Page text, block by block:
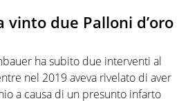
vinto due Palloni d’oro
ha subito due interventi al
nel 2019 aveva rivelato di aver
a causa di un presunto infarto